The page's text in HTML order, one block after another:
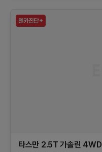
타스만 2.5T 가솔린 4WD